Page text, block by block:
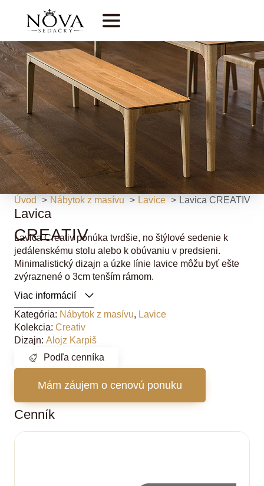
Úvod Nábytok z masívu Lavice Lavica CREATIV
Lavica
CREATIV
Lavica Creativ ponúka tvrdšie, no štýlové sedenie k
jedálenskému stolu alebo k obúvaniu v predsieni.
Minimalistický dizajn a úzke línie lavice môžu byť ešte
zvýraznené o 3cm tenším rámom.
Viac informácií
Kategória: Nábytok z masívu, Lavice
Kolekcia: Creativ
Dizajn: Alojz Karpiš
Podľa cenníka
Mám záujem o cenovú ponuku
Cenník